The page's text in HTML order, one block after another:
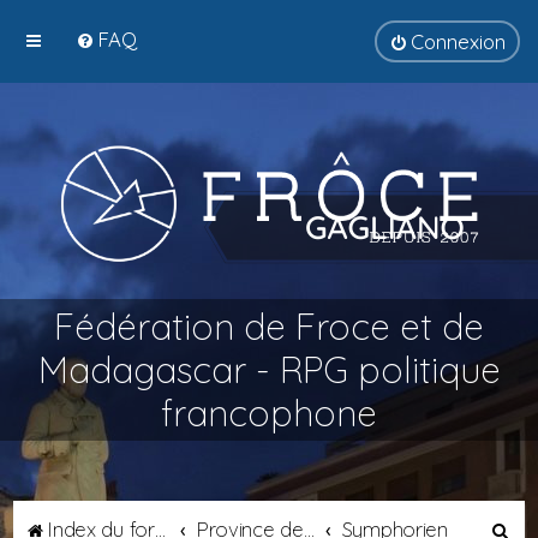
FAQ Connexion
Fédération de Froce et de
Madagascar - RPG politique
francophone
Index du forum Symphorien